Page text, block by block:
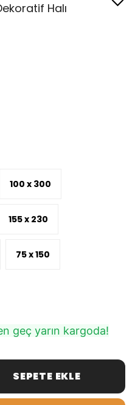
Halı
100 x 300
155 x 230
75 x 150
geç yarın kargoda!
SEPETE EKLE